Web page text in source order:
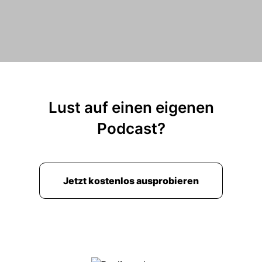
Lust auf einen eigenen
Podcast?
Jetzt kostenlos ausprobieren